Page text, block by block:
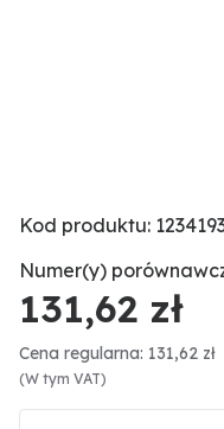
Kod produktu:
Numer(y)
131,62 zł
Cena regularna: 131,62 zł
(W tym VAT)